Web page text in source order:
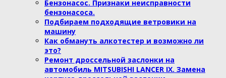
Бензонасос. Признаки неисправности
бензонасоса.
Подбираем подходящие ветровики на
машину
Как обмануть алкотестер и возможно ли
это?
Ремонт дроссельной заслонки на
автомобиль MITSUBISHI LANCER IX. Замена